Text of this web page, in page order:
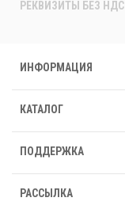
РЕКВИЗИТЫ БЕЗ НДС
ИНФОРМАЦИЯ
КАТАЛОГ
ПОДДЕРЖКА
РАССЫЛКА